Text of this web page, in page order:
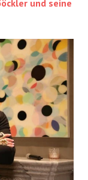
und seine